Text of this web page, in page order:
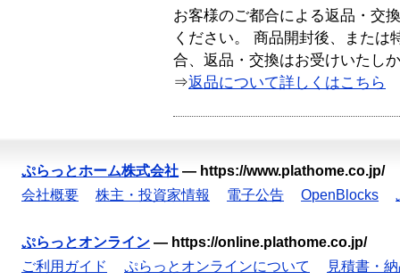
お客様のご都合による返品・交
ください。 商品開封後、または
合、返品・交換はお受けいたし
⇒返品について詳しくはこちら
ぷらっとホーム株式会社 — https://www.plathome.co.jp/
会社概要
株主・投資家情報 電子公告 OpenBlocks
ぷらっとオンライン — https://online.plathome.co.jp/
ご利用ガイド
ぷらっとオンラインについて
見積書・